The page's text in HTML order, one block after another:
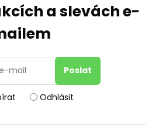
a slevách e-
Odhlásit